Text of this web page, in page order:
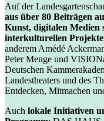
Auf der
aus über 80 Beiträgen
Kunst, digitalen Medien
interkulturellen
anderem Amédé
Peter Menge und
Deutschen
Landestheaters und des
Entdecken, Mitmachen
Auch lokale Initiativen